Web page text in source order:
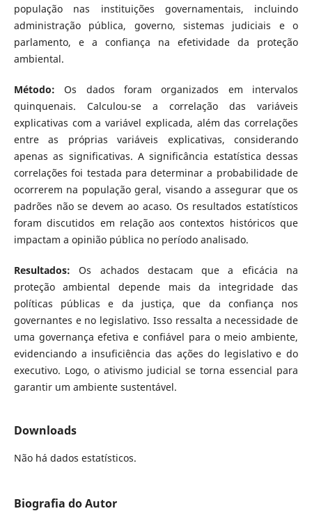
população nas instituições governamentais, incluindo
administração pública, governo, sistemas judiciais e o
parlamento, e a confiança na efetividade da proteção
ambiental.
Método: Os dados foram organizados em intervalos
quinquenais. Calculou-se a correlação das variáveis
explicativas com a variável explicada, além das correlações
entre as próprias variáveis explicativas, considerando
apenas as significativas. A significância estatística dessas
correlações foi testada para determinar a probabilidade de
ocorrerem na população geral, visando a assegurar que os
padrões não se devem ao acaso. Os resultados estatísticos
foram discutidos em relação aos contextos históricos que
impactam a opinião pública no período analisado.
Resultados:Os achados destacam que a eficácia na
proteção ambiental depende mais da integridade das
políticas públicas e da justiça, que da confiança nos
governantes e no legislativo. Isso ressalta a necessidade de
uma governança efetiva e confiável para o meio ambiente,
evidenciando a insuficiência das ações do legislativo e do
executivo. Logo, o ativismo judicial se torna essencial para
garantir um ambiente sustentável.
Downloads
Não há dados estatísticos.
Biografia do Autor